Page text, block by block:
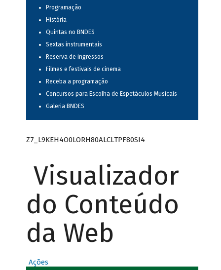
Programação
História
Quintas no BNDES
Sextas instrumentais
Reserva de ingressos
Filmes e festivais de cinema
Receba a programação
Concursos para Escolha de Espetáculos Musicais
Galeria BNDES
Z7_L9KEH4O0LORH80ALCLTPF80SI4
Visualizador
do Conteúdo
da Web
Ações